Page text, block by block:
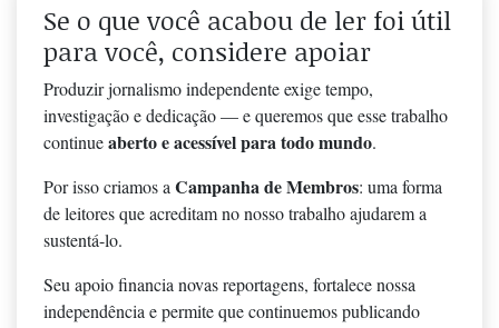
Se o que você acabou de ler foi útil
para você, considere apoiar
Produzir jornalismo independente exige tempo,
investigação e dedicação — e queremos que esse trabalho
continueaberto e acessível para todo mundo.
Por isso criamos a Campanha de Membros: uma forma
de leitores que acreditam no nosso trabalho ajudarem a
sustentá-lo.
Seu apoio financia novas reportagens, fortalece nossa
independência e permite que continuemos publicando